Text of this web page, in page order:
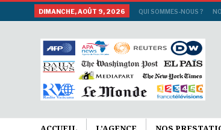
DIMANCHE, AOÛT 9, 2026 QUI SOMMES-NOUS ?